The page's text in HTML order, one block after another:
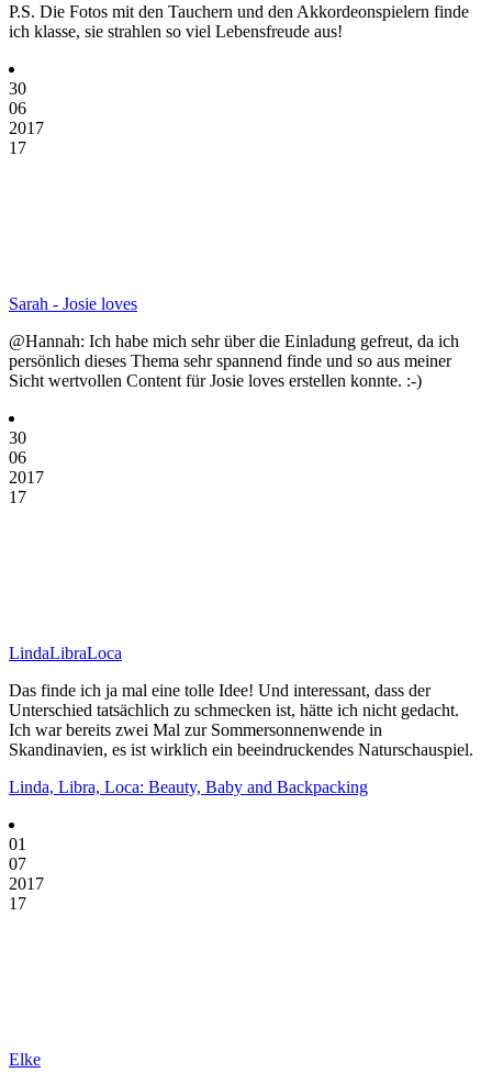
P.S. Die Fotos mit den Tauchern und den Akkordeonspielern finde
ich klasse, sie strahlen so viel Lebensfreude aus!
30
06
2017
17
Sarah - Josie loves
@Hannah: Ich habe mich sehr über die Einladung gefreut, da ich
persönlich dieses Thema sehr spannend finde und so aus meiner
Sicht wertvollen Content für Josie loves erstellen konnte. :-)
30
06
2017
17
LindaLibraLoca
Das finde ich ja mal eine tolle Idee! Und interessant, dass der
Unterschied tatsächlich zu schmecken ist, hätte ich nicht gedacht.
Ich war bereits zwei Mal zur Sommersonnenwende in
Skandinavien, es ist wirklich ein beeindruckendes Naturschauspiel.
Linda, Libra, Loca: Beauty, Baby and Backpacking
01
07
2017
17
Elke